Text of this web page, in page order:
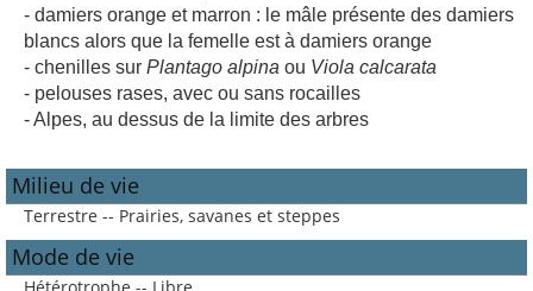
- damiers orange et marron : le mâle présente des damiers
blancs alors que la femelle est à damiers orange
- chenilles sur Plantago alpina ou Viola calcarata
- pelouses rases, avec ou sans rocailles
- Alpes, au dessus de la limite des arbres
Milieu de vie
Terrestre -- Prairies, savanes et steppes
Mode de vie